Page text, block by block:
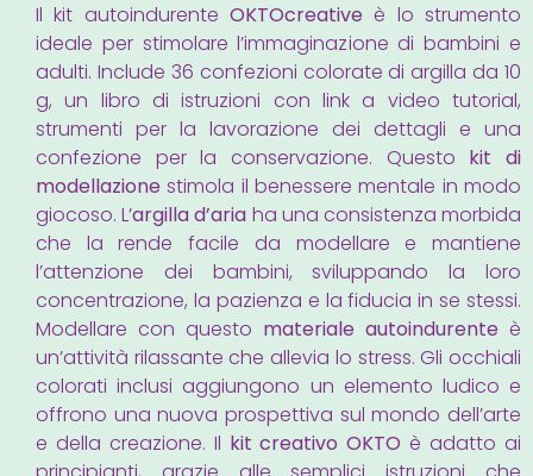
Il kit autoindurente OKTOcreative è lo strumento
ideale per stimolare l’immaginazione di bambini e
adulti. Include 36 confezioni colorate di argilla da 10
g, un libro di istruzioni con link a video tutorial,
strumenti per la lavorazione dei dettagli e una
confezione per la conservazione. Questo kit di
modellazione stimola il benessere mentale in modo
giocoso. L’argilla d’aria ha una consistenza morbida
che la rende facile da modellare e mantiene
l’attenzione dei bambini, sviluppando la loro
concentrazione, la pazienza e la fiducia in se stessi.
Modellare con questo materiale autoindurente è
un’attività rilassante che allevia lo stress. Gli occhiali
colorati inclusi aggiungono un elemento ludico e
offrono una nuova prospettiva sul mondo dell’arte
e della creazione. Il kit creativo OKTO è adatto ai